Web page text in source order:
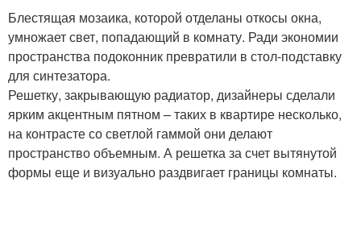
Блестящая мозаика, которой отделаны откосы окна,
умножает свет, попадающий в комнату. Ради экономии
пространства подоконник превратили в стол-подставку
для синтезатора.
Решетку, закрывающую радиатор, дизайнеры сделали
ярким акцентным пятном – таких в квартире несколько,
на контрасте со светлой гаммой они делают
пространство объемным. А решетка за счет вытянутой
формы еще и визуально раздвигает границы комнаты.